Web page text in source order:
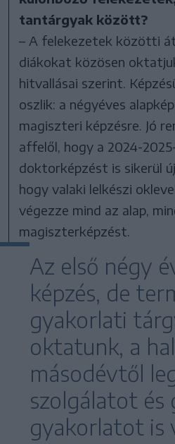
tantárgyak között?
– A felekezetek közötti
diákokat közösen
hitvallásai szerint.
oszlik: a négyéves
magiszteri képzésre. Jó
affelől, hogy a 2024-
doktorképzést is sikerül
hogy valaki lelkészi
végezze mind az alap,
magiszterképzést.
Az első négy
képzés, de
gyakorlati
oktatunk, a
másodévtől
szolgálatot és
gyakorlatot is